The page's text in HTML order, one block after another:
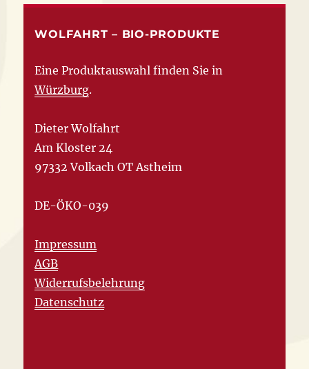
WOLFAHRT – BIO-PRODUKTE
Eine Produktauswahl finden Sie in
Würzburg.
Dieter Wolfahrt
Am Kloster 24
97332 Volkach OT Astheim
DE-ÖKO-039
Impressum
AGB
Widerrufsbelehrung
Datenschutz